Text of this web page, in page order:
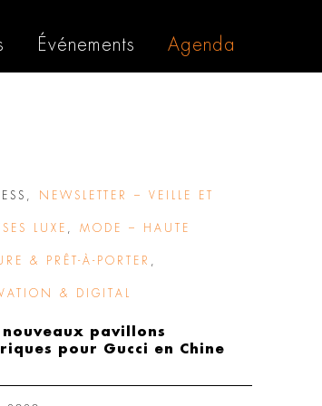
Événements Agenda
NEWSLETTER – VEILLE ET
LUXE MODE – HAUTE
& PRÊT-À-PORTER
& DIGITAL
nouveaux pavillons
pour Gucci en Chine